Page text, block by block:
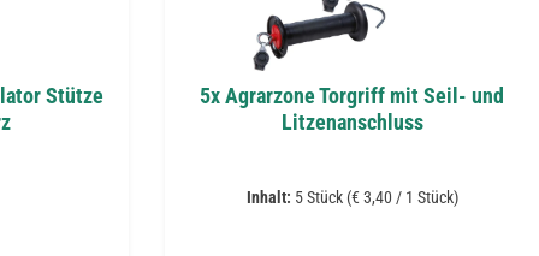
Stütze
5x Agrarzone Torgriff mit Seil- und
Litzenanschluss
Inhalt: 5 Stück (€ 3,40 / 1 Stück)